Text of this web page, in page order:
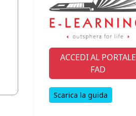
ACCEDI AL PORTALE
FAD
Scarica la guida